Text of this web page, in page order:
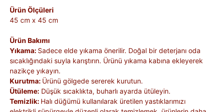
Ürün Ölçüleri
45 cm x 45 cm
Ürün Bakımı
Yıkama: Sadece elde yıkama önerilir. Doğal bir deterjanı oda
sıcaklığındaki suyla karıştırın. Ürünü yıkama kabına ekleyerek
nazikçe yıkayın.
Kurutma: Ürünü gölgede sererek kurutun.
Ütüleme: Düşük sıcaklıkta, buharlı ayarda ütüleyin.
Temizlik: Halı düğümü kullanılarak üretilen yastıklarımızı